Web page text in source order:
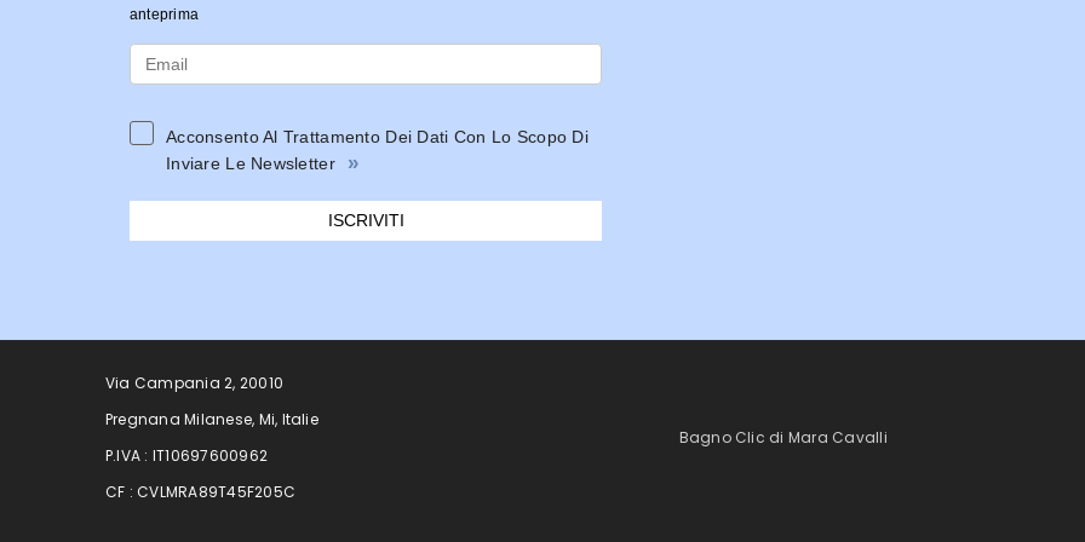
anteprima
Acconsento Al Trattamento Dei Dati Con Lo Scopo Di
Inviare Le Newsletter
»
ISCRIVITI
Via Campania 2, 20010
Pregnana Milanese, Mi, Italie
P.IVA : IT10697600962
CF : CVLMRA89T45F205C
Bagno Clic di Mara Cavalli